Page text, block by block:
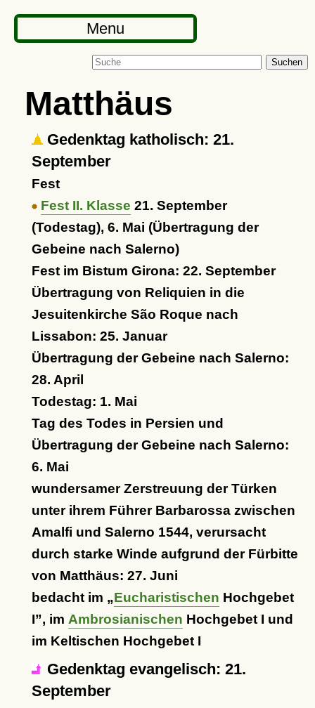
Menu
Suchen
Matthäus
Gedenktag katholisch: 21.
September
Fest
Fest II. Klasse 21. September
(Todestag), 6. Mai (Übertragung der
Gebeine nach Salerno)
Fest im Bistum Girona: 22. September
Übertragung von Reliquien in die
Jesuitenkirche São Roque nach
Lissabon: 25. Januar
Übertragung der Gebeine nach Salerno:
28. April
Todestag: 1. Mai
Tag des Todes in Persien und
Übertragung der Gebeine nach Salerno:
6. Mai
wundersamer Zerstreuung der Türken
unter ihrem Führer Barbarossa zwischen
Amalfi und Salerno 1544, verursacht
durch starke Winde aufgrund der Fürbitte
von Matthäus: 27. Juni
bedacht im
Eucharistischen Hochgebet
I , im Ambrosianischen Hochgebet I und
im Keltischen Hochgebet I
Gedenktag evangelisch: 21.
September